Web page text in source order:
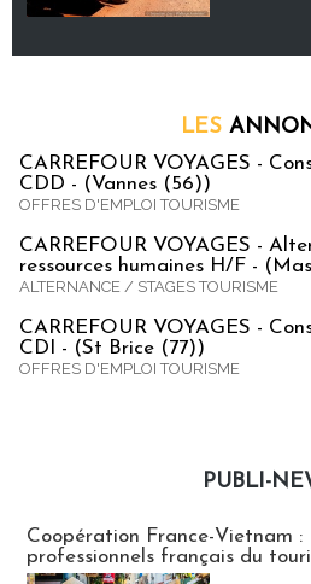
LES
CARREFOUR VOYAGES -
CDD - (Vannes (56))
OFFRES D'EMPLOI TOURISME
CARREFOUR VOYAGES -
ressources humaines H/F -
ALTERNANCE / STAGES TOURISME
CARREFOUR VOYAGES -
CDI - (St Brice (77))
OFFRES D'EMPLOI TOURISME
PUBLI-
Coopération France-Vietnam :
professionnels français du